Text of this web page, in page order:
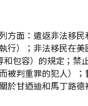
方面：遣返非法移
行）；非法移民在
包容）的規定；
被判重罪的犯人）
於甘迺迪和馬丁路